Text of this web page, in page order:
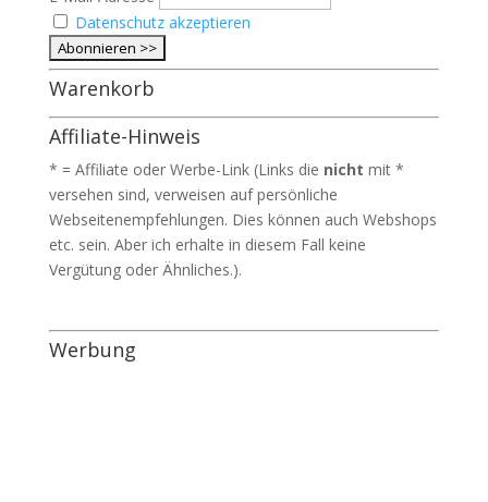
Datenschutz akzeptieren
Warenkorb
Affiliate-Hinweis
* = Affiliate oder Werbe-Link (Links die nicht mit *
versehen sind, verweisen auf persönliche
Webseitenempfehlungen. Dies können auch Webshops
etc. sein. Aber ich erhalte in diesem Fall keine
Vergütung oder Ähnliches.).
Werbung